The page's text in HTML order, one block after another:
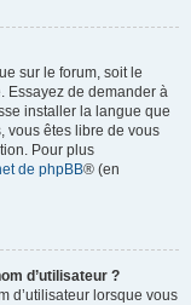
sur le forum, soit le
Essayez de demander à
installer la langue que
vous êtes libre de vous
Pour plus
de phpBB® (en
d’utilisateur ?
d’utilisateur lorsque vous